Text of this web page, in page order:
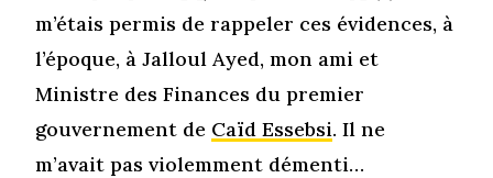
m’étais permis de rappeler ces évidences, à
l’époque, à Jalloul Ayed, mon ami et
Ministre des Finances du premier
gouvernement de Caïd Essebsi. Il ne
m’avait pas violemment démenti…